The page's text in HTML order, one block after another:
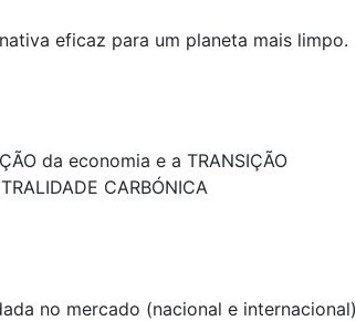
eficaz para um planeta mais limpo.
da economia e a TRANSIÇÃO
CARBÓNICA
no mercado (nacional e internacional)